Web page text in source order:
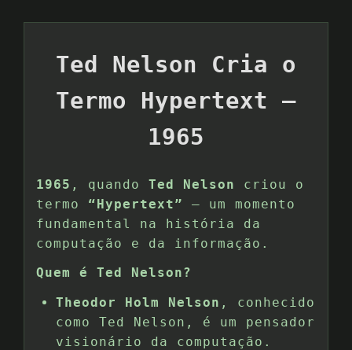
Ted Nelson Cria o
Termo Hypertext –
1965
1965 , quando Ted Nelson
criou o
termo “Hypertext”
— um momento
fundamental na história da
computação e da informação.
Quem é Ted Nelson?
Theodor Holm Nelson , conhecido
como Ted Nelson, é um pensador
visionário da computação.